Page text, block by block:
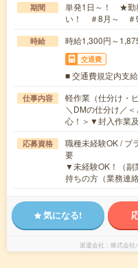
期間
単発1日～！ ★勤
い！ ＃8月～ ＃
時給 時給1,300円～
交通費
■ 交通費規定内支
仕事内容
軽作業（仕分け・
＼DMの仕分け／
心！＞▼封入作業
応募資格
職種未経験OK / ブ
要
▼未経験OK！（
持ちの方（業務連
気になる!
派遣会社 株式会社